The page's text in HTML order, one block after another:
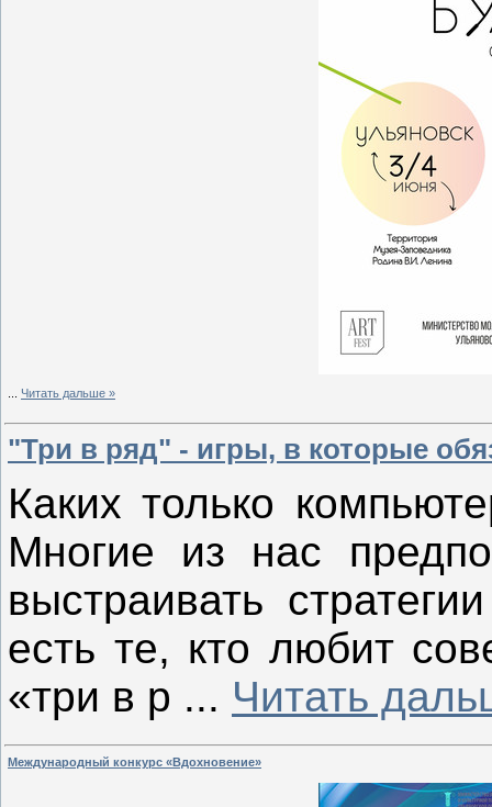
Читать дальше »
"Три в ряд" - игры, в которые
Каких только
Многие из нас
выстраивать
есть те, кто любит
«три в р ... Читать
Международный конкурс «Вдохновение»